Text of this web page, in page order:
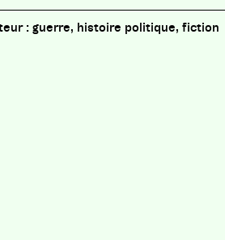
guerre, histoire politique, fiction